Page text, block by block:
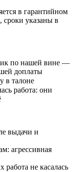
в гарантийном
указаны в
по нашей вине —
доплаты
в талоне
работа: они
выдачи и
агрессивная
работа не касалась